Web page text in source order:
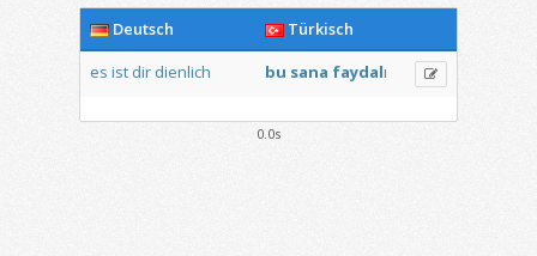
Deutsch
Türkisch
es ist dir dienlich bu sana faydalı
0.0s